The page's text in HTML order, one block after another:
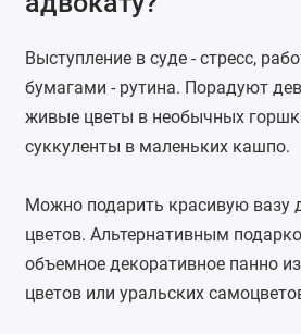
Выступление в суде - стресс,
бумагами - рутина. Порадуют
живые цветы в необычных
суккуленты в маленьких кашпо.
Можно подарить красивую вазу
цветов. Альтернативным
объемное декоративное панно
цветов или уральских